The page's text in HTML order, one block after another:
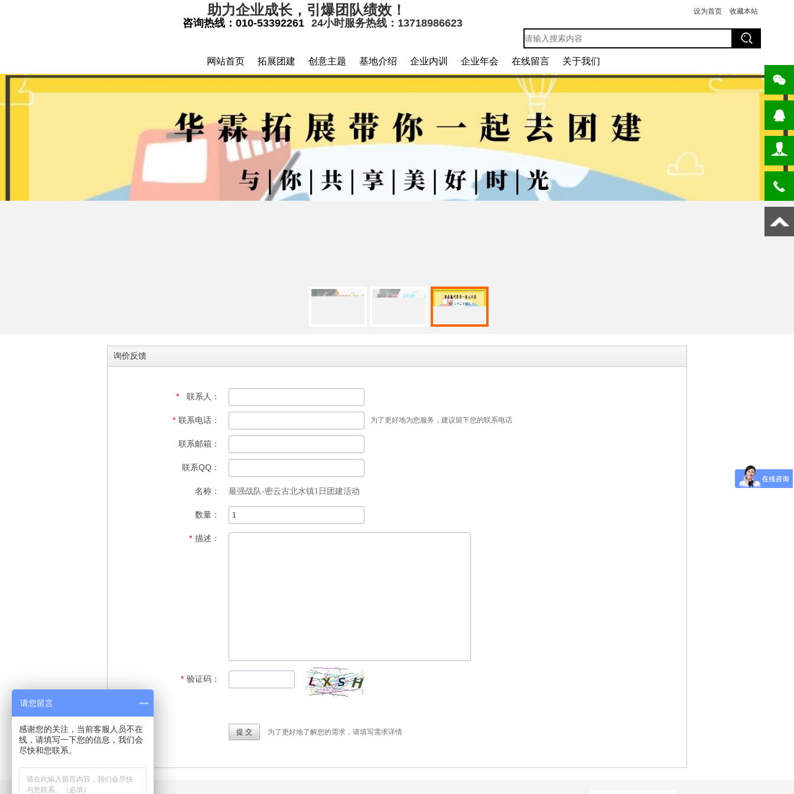
助力企业成长，引爆团队绩效！
咨询热线： 010-53392261 24小时服务热线：13718986623
设为首页 收藏本站
网站首页 拓展团建 创意主题 基地介绍 企业内训 企业年会 在线留言 关于我们
询价反馈
* 联系人：
* 联系电话： 为了更好地为您服务，建议留下您的联系电话
联系邮箱：
联系QQ：
名称： 最强战队-密云古北水镇1日团建活动
数量：
* 描述：
* 验证码：
为了更好地了解您的需求，请填写需求详情
请您留言
感谢您的关注，当前客服人员不在
线，请填写一下您的信息，我们会
尽快和您联系。